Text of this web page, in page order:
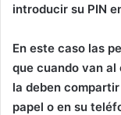
introducir su PIN
En este caso las
que cuando van
la deben
papel o en su